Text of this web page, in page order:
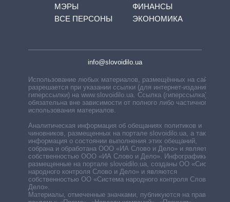
МЭРЫ
ВСЕ ПЕРСОНЫ
ФИНАНСЫ
ЭКОНОМИКА
info@slovoidilo.ua
Использование любых материалов, размещённых на сайте,
разрешается при указании ссылки (для интернет-изданий —
гиперссылки) на www.slovoidilo.ua. Ссылка (гиперссылка)
обязательна вне зависимости от полного либо частичного
использования материалов.
Аналитическая информация об обещаниях политиков и
чиновников, размещенных на портале slovoidilo.ua, а также
информация о состоянии выполнения этих обещаний,
собрана и обработана ООО «ИА Слово и Дело» и является
собственностью ООО «ИА Слово и Дело». Инфографики,
размещенные на портале slovoidilo.ua, созданы ОО «Система
народного контроля Слово и Дело» и являются
собственностью ОО «Система народного контроля Слово и
Дело».
Материалы, отмеченные значками, публикуются на правах